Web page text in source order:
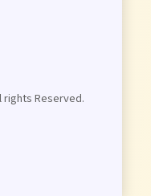
rights Reserved.